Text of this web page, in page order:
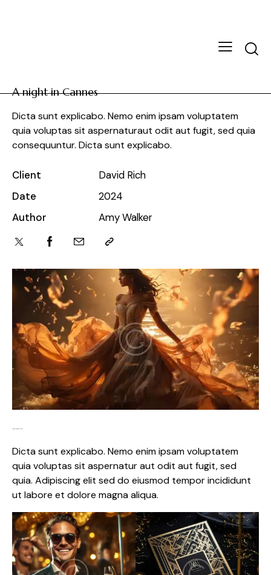
A night in Cannes
Dicta sunt explicabo. Nemo enim ipsam voluptatem
quia voluptas sit aspernaturaut odit aut fugit, sed quia
consequuntur. Dicta sunt explicabo.
Client
David Rich
Date
2024
Author
Amy Walker
Lorem ipsum dolor
Dicta sunt explicabo. Nemo enim ipsam voluptatem
quia voluptas sit aspernatur aut odit aut fugit, sed
quia. Adipiscing elit sed do eiusmod tempor incididunt
ut labore et dolore magna aliqua.